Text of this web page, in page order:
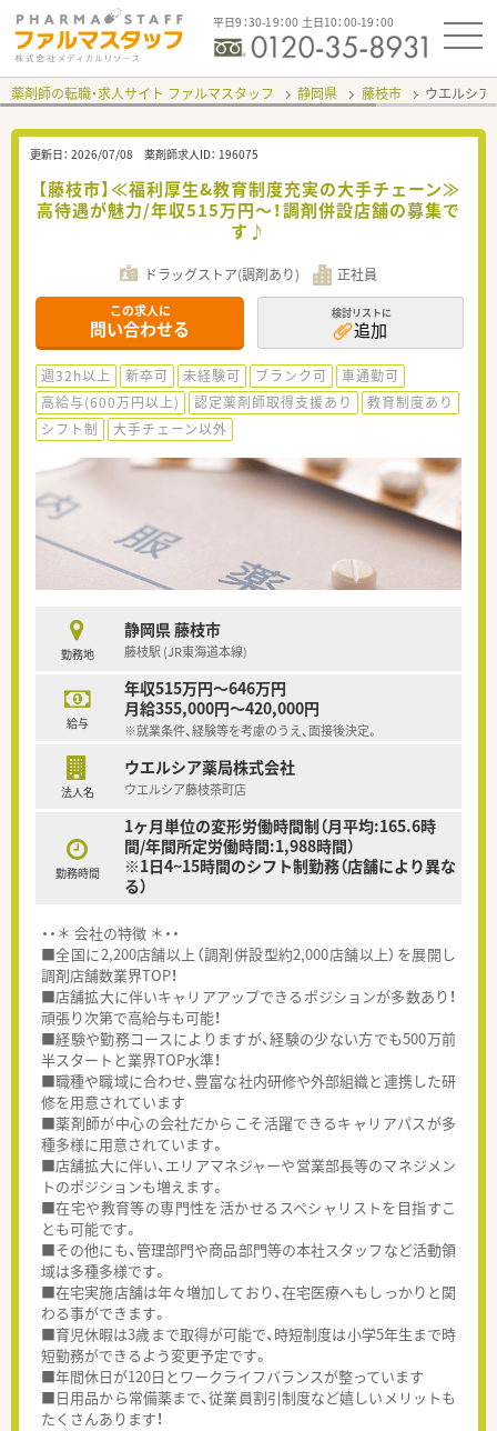
平日9：30-19：00 土日10：00-19：00
薬剤師の転職・求人サイト ファルマスタッフ 静岡県 藤枝市 ウエルシア
更新日： 2026/07/08 薬剤師求人ID： 196075
【藤枝市】≪福利厚生&教育制度充実の大手チェーン≫
高待遇が魅力/年収515万円～！調剤併設店舗の募集で
す♪
ドラッグストア(調剤あり) 正社員
この求人に
問い合わせる
検討リストに
追加
週32h以上 新卒可 未経験可 ブランク可
車通勤可
高給与(600万円以上)
認定薬剤師取得支援あり
教育制度あり
シフト制
大手チェーン以外
勤務地
静岡県 藤枝市
藤枝駅 (JR東海道本線)
給与
年収515万円～646万円
月給355,000円～420,000円
※就業条件、経験等を考慮のうえ、面接後決定。
法人名
ウエルシア薬局株式会社
ウエルシア藤枝茶町店
勤務時間
1ヶ月単位の変形労働時間制（月平均:165.6時
間/年間所定労働時間:1,988時間）
※1日4~15時間のシフト制勤務（店舗により異な
る）
・・＊ 会社の特徴 ＊・・
■全国に2,200店舗以上（調剤併設型約2,000店舗以上）を展開し
調剤店舗数業界TOP！
■店舗拡大に伴いキャリアアップできるポジションが多数あり！
頑張り次第で高給与も可能！
■経験や勤務コースによりますが、経験の少ない方でも500万前
半スタートと業界TOP水準！
■職種や職域に合わせ、豊富な社内研修や外部組織と連携した研
修を用意されています
■薬剤師が中心の会社だからこそ活躍できるキャリアパスが多
種多様に用意されています。
■店舗拡大に伴い、エリアマネジャーや営業部長等のマネジメン
トのポジションも増えます。
■在宅や教育等の専門性を活かせるスペシャリストを目指すこ
とも可能です。
■その他にも、管理部門や商品部門等の本社スタッフなど活動領
域は多種多様です。
■在宅実施店舗は年々増加しており、在宅医療へもしっかりと関
わる事ができます。
■育児休暇は3歳まで取得が可能で、時短制度は小学5年生まで時
短勤務ができるよう変更予定です。
■年間休日が120日とワークライフバランスが整っています
■日用品から常備薬まで、従業員割引制度など嬉しいメリットも
たくさんあります！